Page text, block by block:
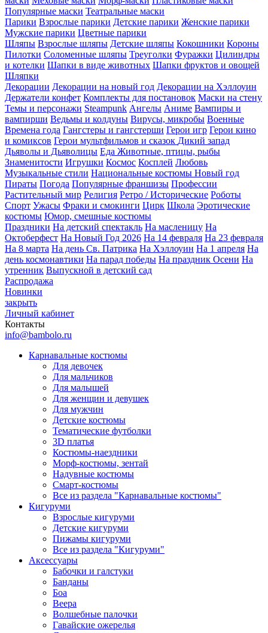
Популярные маски Театральные маски
Парики Взрослые парики Детские парики Женские парики
Мужские парики Цветные парики
Шляпы Взрослые шляпы Детские шляпы Кокошники Короны
Пилотки Соломенные шляпы Треуголки Фуражки Цилиндры
и котелки Шапки в виде животных Шапки фруктов и овощей
Шляпки
Декорации Декорации на новый год Декорации на Хэллоуин
Держатели конфет Комплекты для постановок Маски на стену
Темы и персонажи Steampunk Ангелы Аниме Вампиры и
вампирши Ведьмы и колдуны Вирусы, микробы Военные
Времена года Гангстеры и гангстерши Герои игр Герои кино
и комиксов Герои мультфильмов и сказок Дикий запад
Дьяволы и Дьяволицы Еда Животные, птицы, рыбы
Знаменитости Игрушки Космос Косплей Любовь
Музыкальные стили Национальные костюмы Новый год
Пираты Погода Популярные франшизы Профессии
Растительный мир Религия Ретро / Исторические Роботы
Спорт Ужасы Фраки и смокинги Цирк Школа Эротические
костюмы Юмор, смешные костюмы
Праздники На детский спектакль На масленицу На
Октоберфест На Новый Год 2026 На 14 февраля На 23 февраля
На 8 марта На день Св. Патрика На Хэллоуин На 1 апреля На
день космонавтики На парад победы На праздник Осени На
утренник Выпускной в детский сад
Распродажа
Новинки
закрыть
Личный кабинет
Контакты
info@bambolo.ru
Карнавальные костюмы
Для девочек
Для мальчиков
Для малышей
Для женщин и девушек
Для мужчин
Детские костюмы
Тематические футболки
3D платья
Костюмы-наездники
Морф-костюмы, зентай
Надувные костюмы
Смарт-костюмы
Все из раздела "Карнавальные костюмы"
Кигуруми
Взрослые кигуруми
Детские кигуруми
Пижамы кигуруми
Все из раздела "Кигуруми"
Аксессуары
Бабочки и галстуки
Банданы
Боа
Веера
Волшебные палочки
Гавайские ожерелья